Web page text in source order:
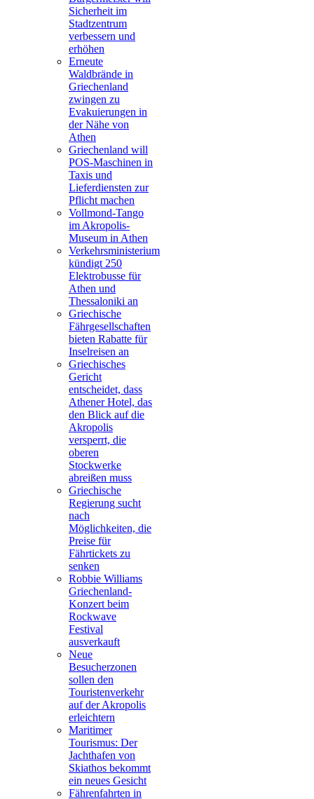
Sicherheit im
Stadtzentrum
verbessern und
erhöhen
Erneute
Waldbrände in
Griechenland
zwingen zu
Evakuierungen in
der Nähe von
Athen
Griechenland will
POS-Maschinen in
Taxis und
Lieferdiensten zur
Pflicht machen
Vollmond-Tango
im Akropolis-
Museum in Athen
Verkehrsministerium
kündigt 250
Elektrobusse für
Athen und
Thessaloniki an
Griechische
Fährgesellschaften
bieten Rabatte für
Inselreisen an
Griechisches
Gericht
entscheidet, dass
Athener Hotel, das
den Blick auf die
Akropolis
versperrt, die
oberen
Stockwerke
abreißen muss
Griechische
Regierung sucht
nach
Möglichkeiten, die
Preise für
Fährtickets zu
senken
Robbie Williams
Griechenland-
Konzert beim
Rockwave
Festival
ausverkauft
Neue
Besucherzonen
sollen den
Touristenverkehr
auf der Akropolis
erleichtern
Maritimer
Tourismus: Der
Jachthafen von
Skiathos bekommt
ein neues Gesicht
Fährenfahrten in